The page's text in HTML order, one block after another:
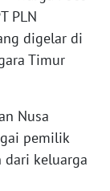
PLN
digelar di
Timur
Nusa
pemilik
keluarga